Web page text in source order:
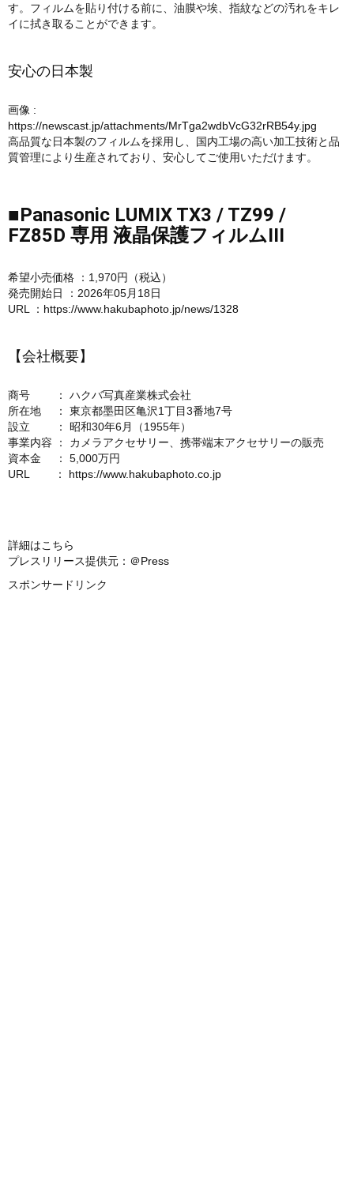
す。フィルムを貼り付ける前に、油膜や埃、指紋などの汚れをキレ
イに拭き取ることができます。
安心の日本製
画像 :
https://newscast.jp/attachments/MrTga2wdbVcG32rRB54y.jpg
高品質な日本製のフィルムを採用し、国内工場の高い加工技術と品
質管理により生産されており、安心してご使用いただけます。
■Panasonic LUMIX TX3 / TZ99 /
FZ85D 専用 液晶保護フィルムIII
希望小売価格 ：1,970円（税込）
発売開始日 ：2026年05月18日
URL ： https://www.hakubaphoto.jp/news/1328
【会社概要】
商号 ： ハクバ写真産業株式会社
所在地 ： 東京都墨田区亀沢1丁目3番地7号
設立 ： 昭和30年6月（1955年）
事業内容 ： カメラアクセサリー、携帯端末アクセサリーの販売
資本金 ： 5,000万円
URL ： https://www.hakubaphoto.co.jp
詳細はこちら
プレスリリース提供元：＠Press
スポンサードリンク